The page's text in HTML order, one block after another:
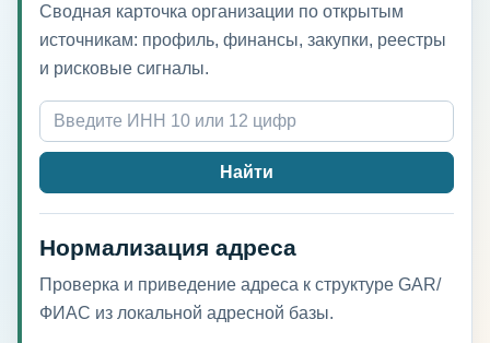
Сводная карточка организации по открытым
источникам: профиль, финансы, закупки, реестры
и рисковые сигналы.
Найти
Нормализация адреса
Проверка и приведение адреса к структуре GAR/
ФИАС из локальной адресной базы.